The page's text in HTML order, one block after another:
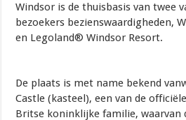
Windsor is de thuisbasis van twee
bezoekers bezienswaardigheden,
en Legoland® Windsor Resort.
De plaats is met name bekend
Castle (kasteel), een van de
Britse koninklijke familie, waarvan